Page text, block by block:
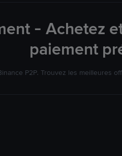
- Achetez
paiement
P2P. Trouvez les meilleures